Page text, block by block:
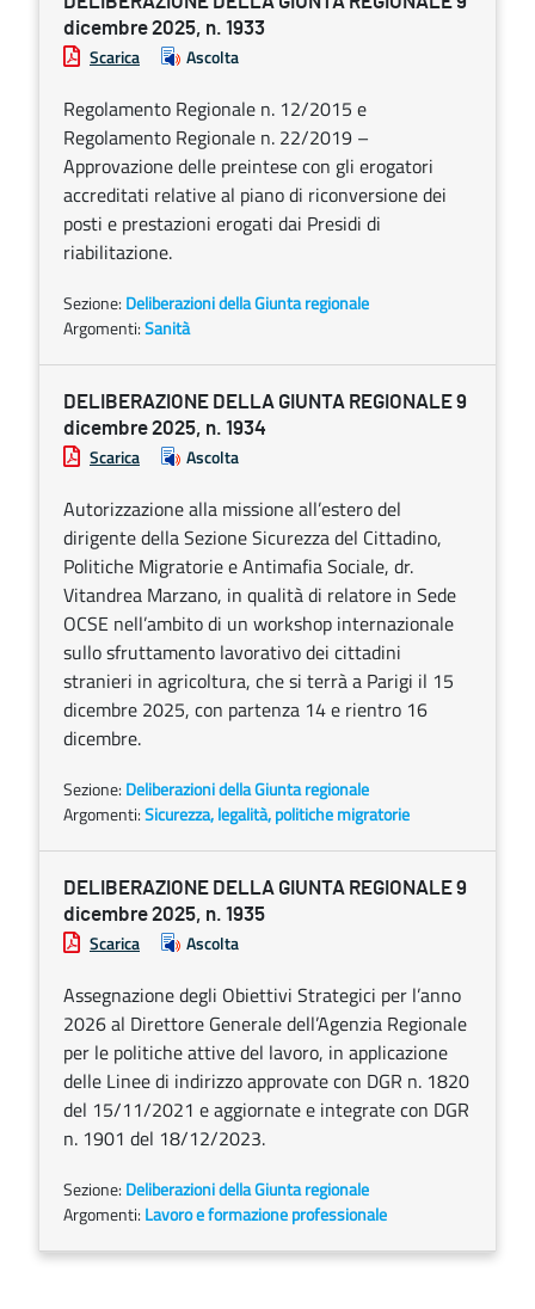
dicembre 2025, n. 1933
Scarica Ascolta
Regolamento Regionale n. 12/2015 e
Regolamento Regionale n. 22/2019 –
Approvazione delle preintese con gli erogatori
accreditati relative al piano di riconversione dei
posti e prestazioni erogati dai Presidi di
riabilitazione.
Sezione: Deliberazioni della Giunta regionale
Argomenti:Sanità
DELIBERAZIONE DELLA GIUNTA REGIONALE 9
dicembre 2025, n. 1934
Scarica Ascolta
Autorizzazione alla missione all’estero del
dirigente della Sezione Sicurezza del Cittadino,
Politiche Migratorie e Antimafia Sociale, dr.
Vitandrea Marzano, in qualità di relatore in Sede
OCSE nell’ambito di un workshop internazionale
sullo sfruttamento lavorativo dei cittadini
stranieri in agricoltura, che si terrà a Parigi il 15
dicembre 2025, con partenza 14 e rientro 16
dicembre.
Sezione: Deliberazioni della Giunta regionale
Argomenti:Sicurezza, legalità, politiche migratorie
DELIBERAZIONE DELLA GIUNTA REGIONALE 9
dicembre 2025, n. 1935
Scarica Ascolta
Assegnazione degli Obiettivi Strategici per l’anno
2026 al Direttore Generale dell’Agenzia Regionale
per le politiche attive del lavoro, in applicazione
delle Linee di indirizzo approvate con DGR n. 1820
del 15/11/2021 e aggiornate e integrate con DGR
n. 1901 del 18/12/2023.
Sezione: Deliberazioni della Giunta regionale
Argomenti: Lavoro e formazione professionale